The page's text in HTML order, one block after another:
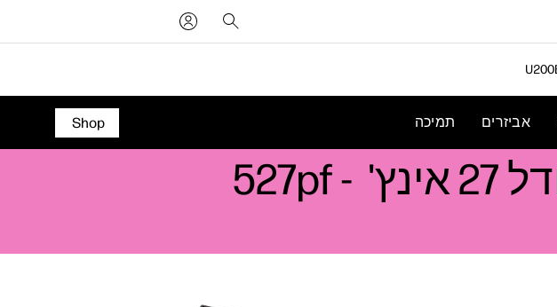
אביזרים תמיכה Shop
מסך FHD של HP מסדרה ‎5 Pro בגודל 27 אינץ' ‎‏ - 527pf